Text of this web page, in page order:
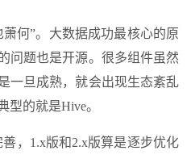
何”。大数据成功最核心的原
问题也是开源。很多组件虽然
一旦成熟，就会出现生态紊乱
型的就是Hive。
，1.x版和2.x版算是逐步优化